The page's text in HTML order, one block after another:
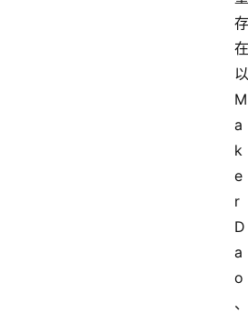
存
在
以
M
a
k
e
r
D
a
o
、